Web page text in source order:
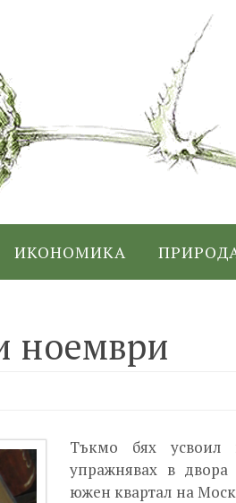
ИКОНОМИКА
ноември
Тъкмо бях усвоил
упражнявах в
южен квартал на